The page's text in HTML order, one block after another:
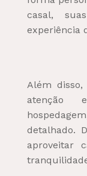
casal,
experiência
Além
atenção
detalhado.
aproveitar